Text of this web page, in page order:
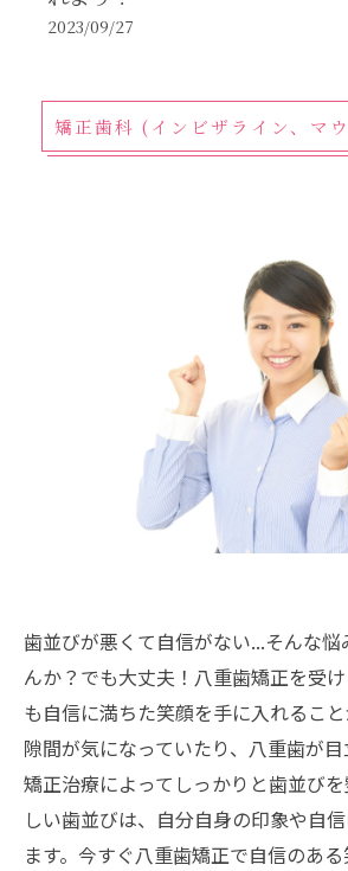
2023/09/27
矯正歯科 (インビザライン、マ
歯並びが悪くて自信がない...そんな
んか？でも大丈夫！八重歯矯正を受
も自信に満ちた笑顔を手に入れるこ
隙間が気になっていたり、八重歯が目
矯正治療によってしっかりと歯並び
しい歯並びは、自分自身の印象や自
ます。今すぐ八重歯矯正で自信のあ